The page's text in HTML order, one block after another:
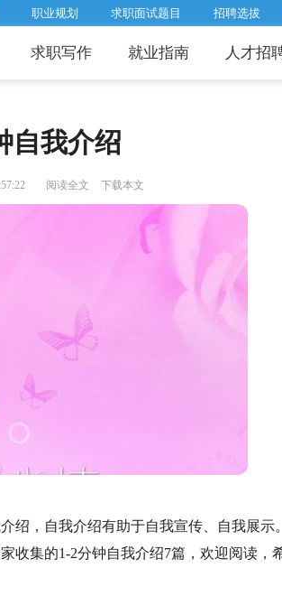
职业规划 求职面试题目 招聘选拔
求职写作 就业指南 人才招
自我介绍
阅读全文 下载本文
绍，自我介绍有助于自我宣传、自我展示
收集的1-2分钟自我介绍7篇，欢迎阅读，